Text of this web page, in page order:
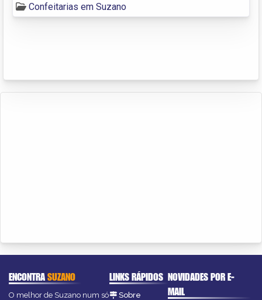
Confeitarias em Suzano
ENCONTRASUZANO
O melhor de Suzano num só
LINKS RÁPIDOS
Sobre
NOVIDADES POR E-
MAIL